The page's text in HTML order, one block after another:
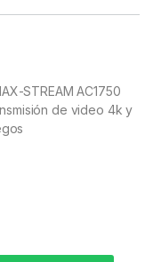
STREAM AC1750
de video 4k y